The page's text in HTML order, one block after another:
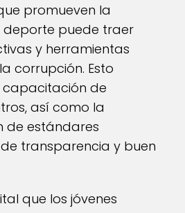
promueven la
deporte puede traer
y herramientas
corrupción. Esto
de
así como la
de estándares
transparencia y buen
que los jóvenes